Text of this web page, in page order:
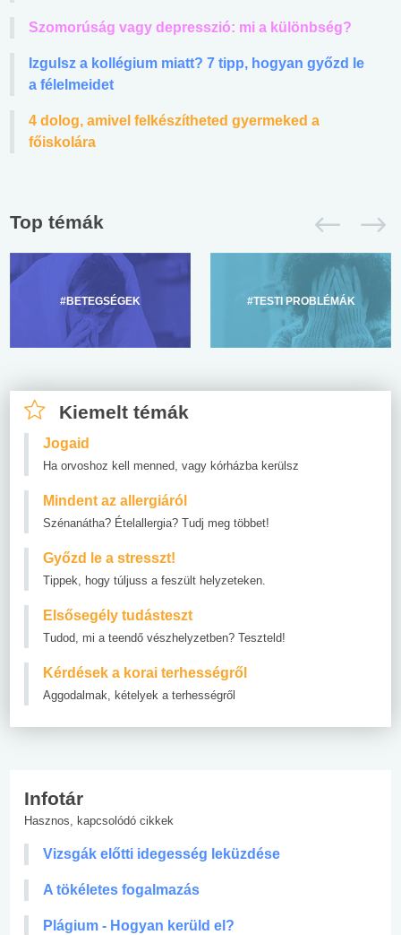
Szomorúság vagy depresszió: mi a különbség?
Izgulsz a kollégium miatt? 7 tipp, hogyan győzd le
a félelmeidet
4 dolog, amivel felkészítheted gyermeked a
főiskolára
Top témák
#BETEGSÉGEK #TESTI PROBLÉMÁK
Kiemelt témák
Jogaid
Ha orvoshoz kell menned, vagy kórházba kerülsz
Mindent az allergiáról
Szénanátha? Ételallergia? Tudj meg többet!
Győzd le a stresszt!
Tippek, hogy túljuss a feszült helyzeteken.
Elsősegély tudásteszt
Tudod, mi a teendő vészhelyzetben? Teszteld!
Kérdések a korai terhességről
Aggodalmak, kételyek a terhességről
Infotár
Hasznos, kapcsolódó cikkek
Vizsgák előtti idegesség leküzdése
A tökéletes fogalmazás
Plágium - Hogyan kerüld el?